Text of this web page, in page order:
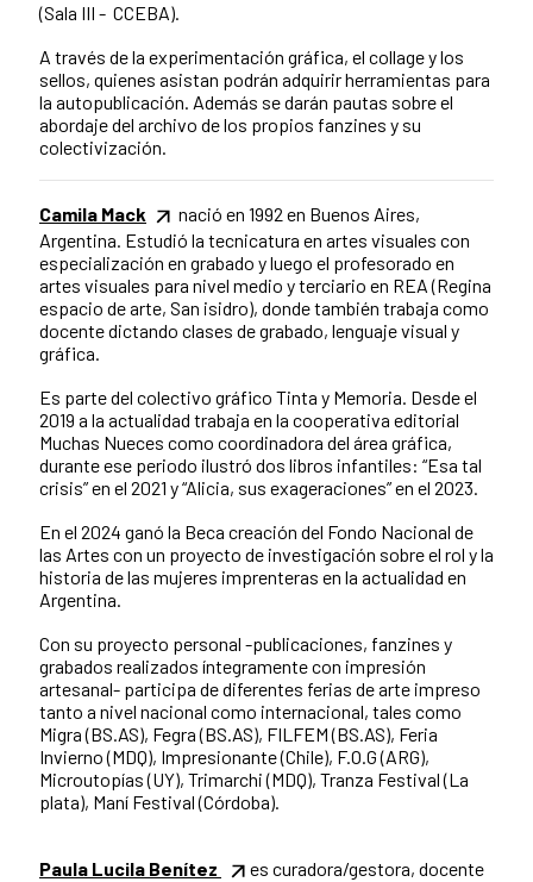
(Sala III - CCEBA).
A través de la experimentación gráfica, el collage y los
sellos, quienes asistan podrán adquirir herramientas para
la autopublicación. Además se darán pautas sobre el
abordaje del archivo de los propios fanzines y su
colectivización.
Camila Mack
nació en 1992 en Buenos Aires,
Argentina. Estudió la tecnicatura en artes visuales con
especialización en grabado y luego el profesorado en
artes visuales para nivel medio y terciario en REA (Regina
espacio de arte, San isidro), donde también trabaja como
docente dictando clases de grabado, lenguaje visual y
gráfica.
Es parte del colectivo gráfico Tinta y Memoria. Desde el
2019 a la actualidad trabaja en la cooperativa editorial
Muchas Nueces como coordinadora del área gráfica,
durante ese periodo ilustró dos libros infantiles: “Esa tal
crisis” en el 2021 y “Alicia, sus exageraciones” en el 2023.
En el 2024 ganó la Beca creación del Fondo Nacional de
las Artes con un proyecto de investigación sobre el rol y la
historia de las mujeres imprenteras en la actualidad en
Argentina.
Con su proyecto personal -publicaciones, fanzines y
grabados realizados íntegramente con impresión
artesanal- participa de diferentes ferias de arte impreso
tanto a nivel nacional como internacional, tales como
Migra (BS.AS), Fegra (BS.AS), FILFEM (BS.AS), Feria
Invierno (MDQ), Impresionante (Chile), F.O.G (ARG),
Microutopías (UY), Trimarchi (MDQ), Tranza Festival (La
plata), Maní Festival (Córdoba).
Paula Lucila Benítez
es curadora/gestora, docente